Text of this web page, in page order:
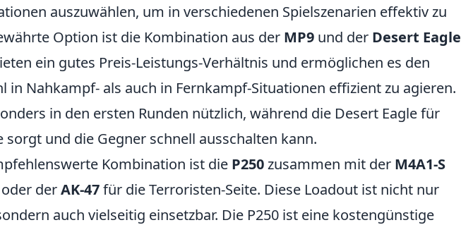
auszuwählen, um in verschiedenen Spielszenarien effektiv zu
Option ist die Kombination aus der MP9 und der Desert Eagle
ein gutes Preis-Leistungs-Verhältnis und ermöglichen es den
in Nahkampf- als auch in Fernkampf-Situationen effizient zu agieren.
in den ersten Runden nützlich, während die Desert Eagle für
sorgt und die Gegner schnell ausschalten kann.
Kombination ist die P250zusammen mit der M4A1-S
derAK-47für die Terroristen-Seite. Diese Loadout ist nicht nur
auch vielseitig einsetzbar. Die P250 ist eine kostengünstige